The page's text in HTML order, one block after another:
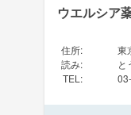
ウエルシア
住所:
東
読み:
と
TEL :